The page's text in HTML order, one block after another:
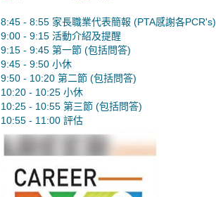
8:45 - 8:55 家長職業代表簡報 (PTA感謝各PCR's)
9:00 - 9:15 活動介紹及提醒
9:15 - 9:45 第一節 (包括問答)
9:45 - 9:50 小休
9:50 - 10:20 第二節 (包括問答)
10:20 - 10:25 小休
10:25 - 10:55 第三節 (包括問答)
10:55 - 11:00 評估